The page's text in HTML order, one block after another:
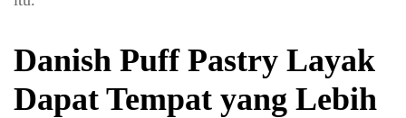
Danish Puff Pastry Layak
Dapat Tempat yang Lebih